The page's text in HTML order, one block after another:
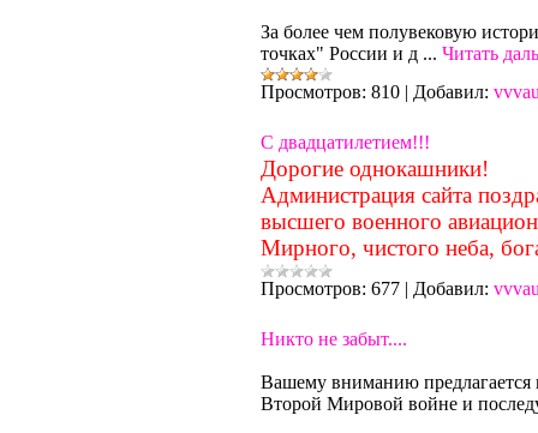
За более чем полувековую
точках" России и д ... Читать
Просмотров: 810 | Добавил:
C двадцатилетием!!!
Дорогие однокашники!
Администрация сайта
высшего военного
Мирного, чистого неба,
Просмотров: 677 | Добавил:
Никто не забыт....
Вашему вниманию предлагается
Второй Мировой войне и